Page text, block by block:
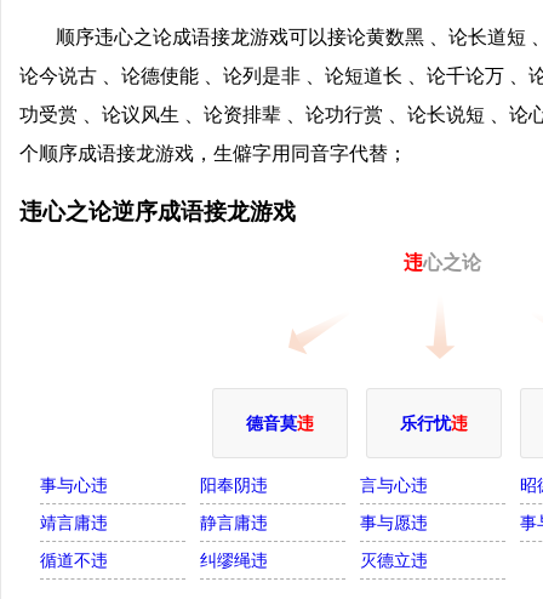
顺序违心之论成语接龙游戏可以接论黄数黑 、论长道短
论今说古 、论德使能 、论列是非 、论短道长 、论千论万 、
功受赏 、论议风生 、论资排辈 、论功行赏 、论长说短 、论
个顺序成语接龙游戏，生僻字用同音字代替；
违心之论逆序成语接龙游戏
违心之论
德音莫违 乐行忧违
事与心违 阳奉阴违 言与心违
昭
靖言庸违
静言庸违 事与愿违
事
循道不违
纠缪绳违 灭德立违